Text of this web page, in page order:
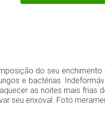
do seu
e bactérias.
as noites mais frias
seu enxoval. Foto